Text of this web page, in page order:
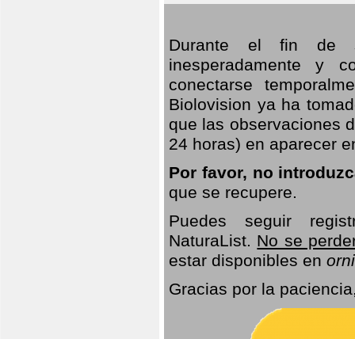
Durante el fin de
inesperadamente y
conectarse
Biolovision ya ha
que las observaciones
24 horas) en aparecer
Por favor, no
que se recupere.
Puedes seguir
NaturaList. No se
estar disponibles en
Gracias por la